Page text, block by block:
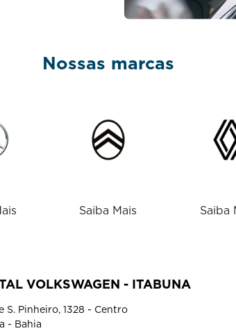
Nossas marcas
Saiba Mais Saiba
VOLKSWAGEN - ITABUNA
S. Pinheiro, 1328 - Centro
- Bahia